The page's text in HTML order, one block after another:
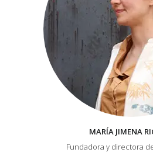
MARÍA JIMENA
Fundadora y directora